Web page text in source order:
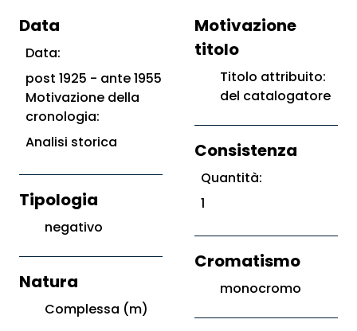
Data
Data:
post 1925 - ante 1955
Motivazione della
cronologia:
Analisi storica
Tipologia
negativo
Natura
Complessa (m)
Motivazione
titolo
Titolo attribuito:
del catalogatore
Consistenza
Quantità:
1
Cromatismo
monocromo